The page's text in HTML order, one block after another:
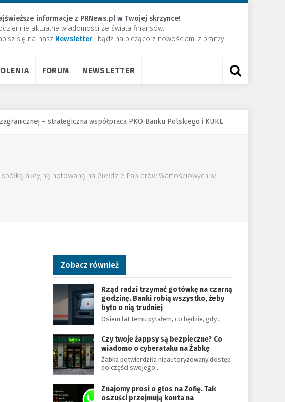
informacje z PRNews.pl w Twojej skrzynce!
aktualne wiadomości ze świata finansów.
się na nasz Newsletter ​i bądź na bieżąco z nowościami z branży!
FORUM NEWSLETTER
– strategiczna współpraca PKO Banku Polskiego i KUKE
akcyjną notowaną na Giełdzie Papierów Wartościowych w
Zobacz również
Rząd radzi trzymać gotówkę na czarną
godzinę. Banki robią wszystko, żeby
było o nią trudniej
Osiem lat temu pytałem, co będzie, gdy…
Czy twoje żappsy są bezpieczne? Co
wiadomo o cyberataku na Żabkę
Żabka potwierdziła nieautoryzowany dostęp
do części swojego…
Znajomy prosi o głos na Zofię. Tak
oszuści przejmują konta na